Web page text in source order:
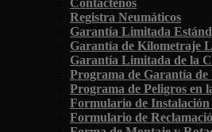
Contáctenos
Registra Neumáticos
Garantía Limitada
Garantía de Kilometraje
Garantía Limitada de la
Programa de Garantía de
Programa de Peligros en
Formulario de Instalación
Formulario de